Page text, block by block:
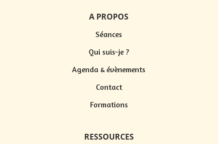
A PROPOS
Séances
Qui suis-je ?
Agenda & évènements
Contact
Formations
RESSOURCES